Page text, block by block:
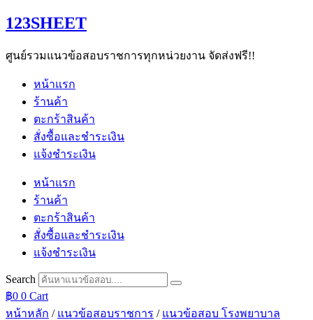
Skip
to
123SHEET
ศูนย์รวมแนวข้อสอบราชการทุกหน่วยงาน จัดส่งฟรี!!
หน้าแรก
ร้านค้า
ตะกร้าสินค้า
สั่งซื้อและชำระเงิน
แจ้งชำระเงิน
หน้าแรก
ร้านค้า
ตะกร้าสินค้า
สั่งซื้อและชำระเงิน
แจ้งชำระเงิน
Search
฿0 0 Cart
หน้าหลัก / แนวข้อสอบราชการ / แนวข้อสอบ โรงพยาบาล